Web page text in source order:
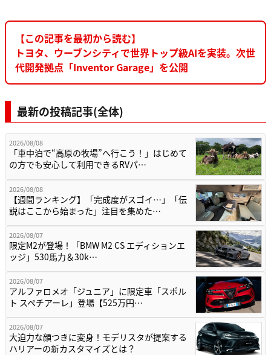
【この記事を最初から読む】
トヨタ、ウーブンシティで世界トップ級AIを実装。次世
代開発拠点「Inventor Garage」を公開
最新の投稿記事(全体)
2026/08/08
「車中泊で“高原の牧場”へ行こう！」はじめて
の方でも安心して利用できるRVパ…
2026/08/08
【週間ランキング】「完成度がスゴイ…」「伝
説はここから始まった」注目を集めた…
2026/08/07
限定M2が登場！「BMW M2 CS エディションエ
ッジ」530馬力＆30k…
2026/08/07
アルファロメオ「ジュニア」に限定車「スポル
ト スペチアーレ」登場【525万円…
2026/08/07
大迫力な顔つきに変身！モデリスタが提案する
ハリアーの新カスタマイズとは？